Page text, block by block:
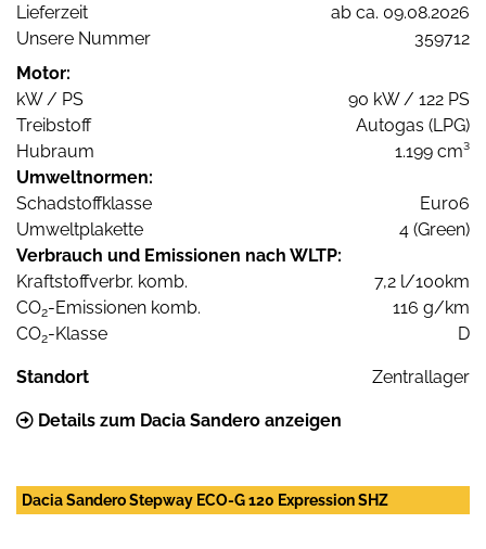
Lieferzeit
ab ca. 09.08.2026
Unsere Nummer
359712
Motor:
kW / PS
90 kW / 122 PS
Treibstoff
Autogas (LPG)
Hubraum
1.199 cm³
Umweltnormen:
Schadstoffklasse
Euro6
Umweltplakette
4 (Green)
Verbrauch und Emissionen nach WLTP:
Kraftstoffverbr. komb.
7,2 l/100km
CO2-Emissionen komb.
116 g/km
CO2-Klasse D
Standort Zentrallager
Details zum Dacia Sandero anzeigen
Dacia Sandero Stepway ECO-G 120 Expression SHZ